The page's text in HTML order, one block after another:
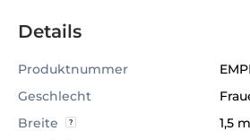
Details
Produktnummer
Geschlecht
Breite
1,5